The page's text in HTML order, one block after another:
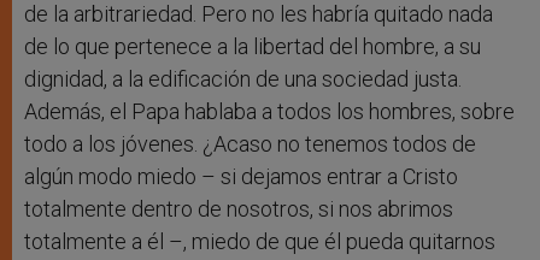
de la arbitrariedad. Pero no les habría quitado nada
de lo que pertenece a la libertad del hombre, a su
dignidad, a la edificación de una sociedad justa.
Además, el Papa hablaba a todos los hombres, sobre
todo a los jóvenes. ¿Acaso no tenemos todos de
algún modo miedo – si dejamos entrar a Cristo
totalmente dentro de nosotros, si nos abrimos
totalmente a él –, miedo de que él pueda quitarnos